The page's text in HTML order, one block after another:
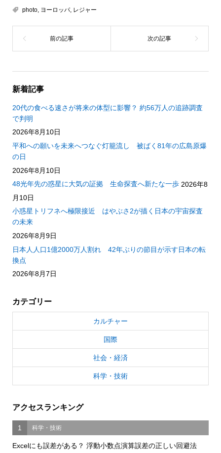
photo, ヨーロッパ, レジャー
新着記事
20代の食べる速さが将来の体型に影響？ 約56万人の追跡調査
で判明
2026年8月10日
平和への願いを未来へつなぐ灯籠流し 被ばく81年の広島原爆
の日
2026年8月10日
48光年先の惑星に大気の証拠 生命探査へ新たな一歩 2026年8
月10日
小惑星トリフネへ極限接近 はやぶさ2が描く日本の宇宙探査
の未来
2026年8月9日
日本人人口1億2000万人割れ 42年ぶりの節目が示す日本の転
換点
2026年8月7日
カテゴリー
カルチャー
国際
社会・経済
科学・技術
アクセスランキング
1 科学・技術
Excelにも誤差がある？ 浮動小数点演算誤差の正しい回避法